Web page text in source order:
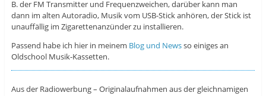
B. der FM Transmitter und Frequenzweichen, darüber kann man
dann im alten Autoradio, Musik vom USB-Stick anhören, der Stick ist
unauffällig im Zigarettenanzünder zu installieren.
Passend habe ich hier in meinem Blog und Newsso einiges an
Oldschool Musik-Kassetten.
Aus der Radiowerbung – Originalaufnahmen aus der gleichnamigen